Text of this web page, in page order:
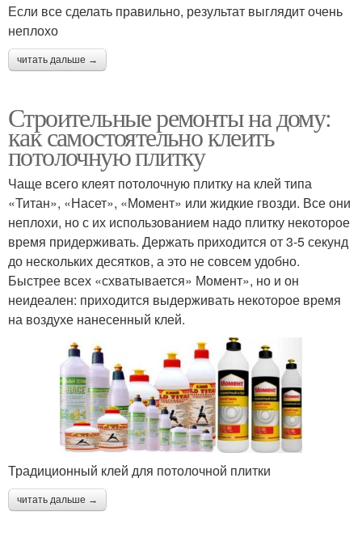
Если все сделать правильно, результат выглядит очень
неплохо
читать дальше →
Строительные ремонты на дому:
как самостоятельно клеить
потолочную плитку
Чаще всего клеят потолочную плитку на клей типа
«Титан», «Насет», «Момент» или жидкие гвозди. Все они
неплохи, но с их использованием надо плитку некоторое
время придерживать. Держать приходится от 3-5 секунд
до нескольких десятков, а это не совсем удобно.
Быстрее всех «схватывается» Момент», но и он
неидеален: приходится выдерживать некоторое время
на воздухе нанесенный клей.
Традиционный клей для потолочной плитки
читать дальше →